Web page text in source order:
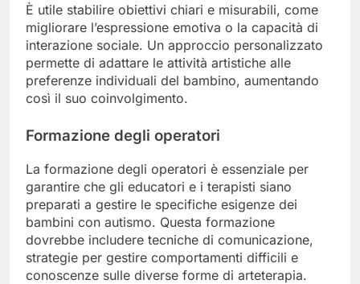
È utile stabilire obiettivi chiari e misurabili, come
migliorare l’espressione emotiva o la capacità di
interazione sociale. Un approccio personalizzato
permette di adattare le attività artistiche alle
preferenze individuali del bambino, aumentando
così il suo coinvolgimento.
Formazione degli operatori
La formazione degli operatori è essenziale per
garantire che gli educatori e i terapisti siano
preparati a gestire le specifiche esigenze dei
bambini con autismo. Questa formazione
dovrebbe includere tecniche di comunicazione,
strategie per gestire comportamenti difficili e
conoscenze sulle diverse forme di arteterapia.